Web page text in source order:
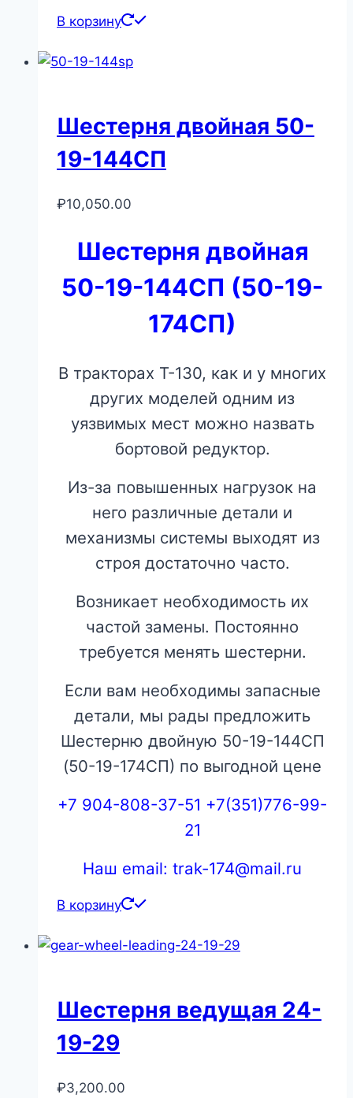
В корзину
Шестерня двойная 50-
19-144СП
₽10,050.00
Шестерня двойная
50-19-144СП (50-19-
174СП)
В тракторах Т-130, как и у многих
других моделей одним из
уязвимых мест можно назвать
бортовой редуктор.
Из-за повышенных нагрузок на
него различные детали и
механизмы системы выходят из
строя достаточно часто.
Возникает необходимость их
частой замены. Постоянно
требуется менять шестерни.
Если вам необходимы запасные
детали, мы рады предложить
Шестерню двойную 50-19-144СП
(50-19-174СП) по выгодной цене
+7 904-808-37-51 +7(351)776-99-
21
Наш email: trak-174@mail.ru
В корзину
Шестерня ведущая 24-
19-29
₽3,200.00